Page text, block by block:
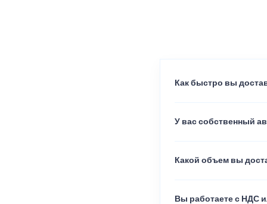
Как быстро вы
У вас собственный
Какой объем вы
Вы работаете с НДС